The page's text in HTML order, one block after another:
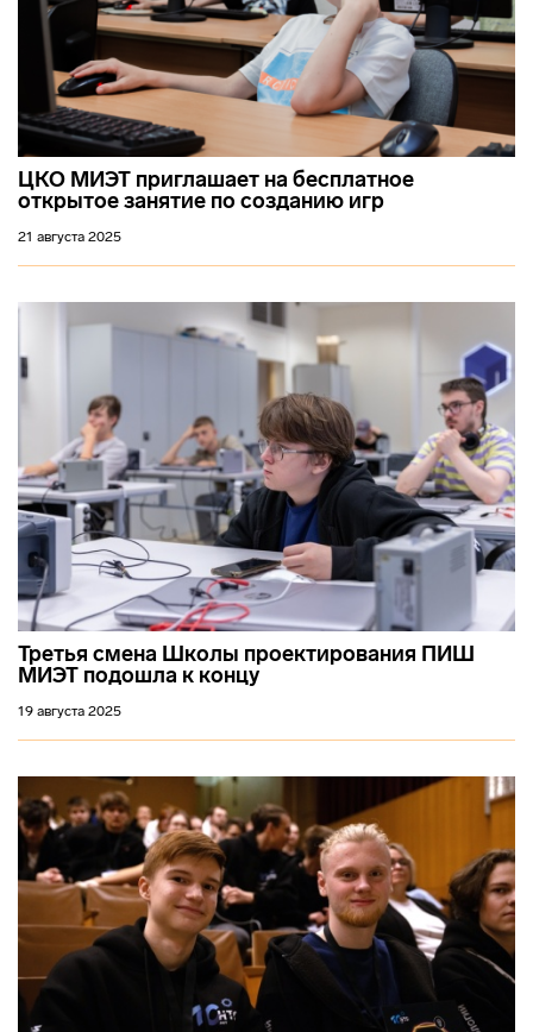
ЦКО МИЭТ приглашает на бесплатное
открытое занятие по созданию игр
21 августа 2025
Третья смена Школы проектирования ПИШ
МИЭТ подошла к концу
19 августа 2025